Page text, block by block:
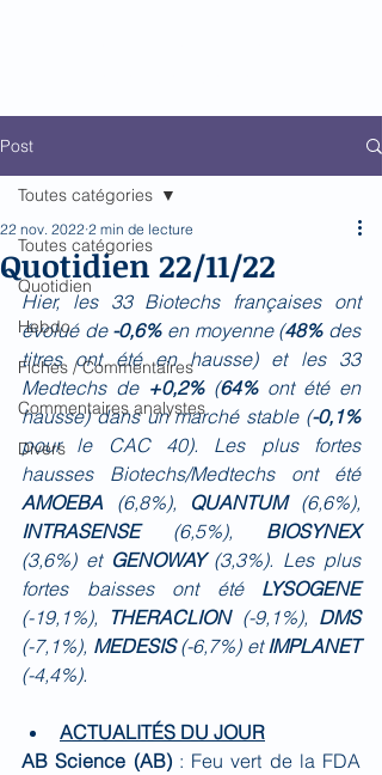
Post
Toutes catégories
Quotidien
Hebdo
Fiches / Commentaires
Commentaires analystes
Divers
Toutes catégories
Quotidien 22/11/22
22 nov. 2022 2 min de lecture
Hier, les 33 Biotechs françaises ont
évolué de -0,6% en moyenne (48% des
titres ont été en hausse) et les 33
Medtechs de +0,2% (64% ont été en
hausse) dans un marché stable (-0,1%
pour le CAC 40). Les plus fortes
hausses Biotechs/Medtechs ont été
AMOEBA (6,8%), QUANTUM
INTRASENSE (6,5%),
BIOSYNEX
(3,6%) et GENOWAY (3,3%). Les plus
fortes baisses ont été
LYSOGENE
(-19,1%),
THERACLION (-9,1%),
DMS
(-7,1%), MEDESIS (-6,7%) et
IMPLANET
(-4,4%).
ACTUALITÉS DU JOUR
AB Science (AB) : Feu vert de la FDA